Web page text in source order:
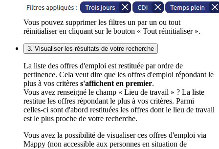
Vous pouvez supprimer les filtres un par un ou tout
réinitialiser en cliquant sur le bouton « Tout réinitialiser ».
3. Visualiser les résultats de votre recherche
La liste des offres d'emploi est restituée par ordre de
pertinence. Cela veut dire que les offres d'emploi répondant le
plus à vos critères s'affichent en premier.
Vous avez renseigné le champ « Lieu de travail » ? La liste
restitue les offres répondant le plus à vos critères. Parmi
celles-ci sont d'abord restituées les offres dont le lieu de travail
est le plus proche de votre recherche.
Vous avez la possibilité de visualiser ces offres d'emploi via
Mappy (non accessible aux personnes en situation de